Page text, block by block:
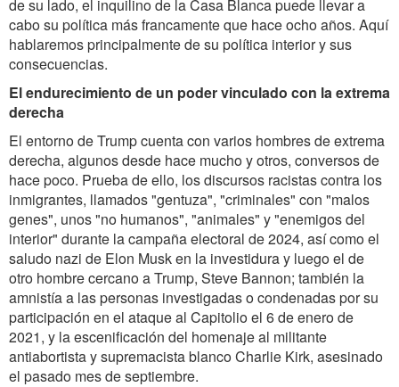
de su lado, el inquilino de la Casa Blanca puede llevar a
cabo su política más francamente que hace ocho años. Aquí
hablaremos principalmente de su política interior y sus
consecuencias.
El endurecimiento de un poder vinculado con la extrema
derecha
El entorno de Trump cuenta con varios hombres de extrema
derecha, algunos desde hace mucho y otros, conversos de
hace poco. Prueba de ello, los discursos racistas contra los
inmigrantes, llamados "gentuza", "criminales" con "malos
genes", unos "no humanos", "animales" y "enemigos del
interior" durante la campaña electoral de 2024, así como el
saludo nazi de Elon Musk en la investidura y luego el de
otro hombre cercano a Trump, Steve Bannon; también la
amnistía a las personas investigadas o condenadas por su
participación en el ataque al Capitolio el 6 de enero de
2021, y la escenificación del homenaje al militante
antiabortista y supremacista blanco Charlie Kirk, asesinado
el pasado mes de septiembre.